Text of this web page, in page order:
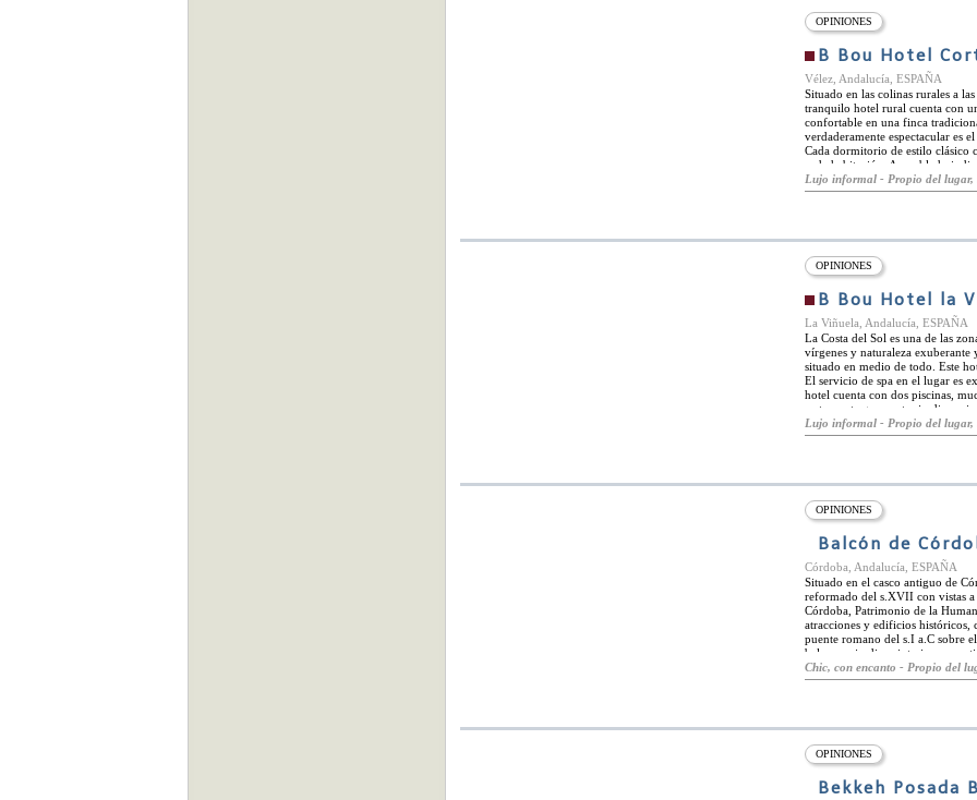
para dar un paseo tranquilo y
OPINIONES
B Bou Hotel
Vélez, Andalucía, ESPAÑA
Situado en las colinas rurales a
tranquilo hotel rural cuenta con
confortable en una finca
verdaderamente espectacular es
Cada dormitorio de estilo clásico
cada habitación. Amueblado
la elegante época anterio a los
libre bajo la pérgola tradicional
con las amplias vistas sobre la
de estar con chimenea y vistas
cómodas sillas tapizadas
Lujo informal - Propio del lugar,
OPINIONES
B Bou Hotel la
La Viñuela, Andalucía, ESPAÑA
La Costa del Sol es una de las
vírgenes y naturaleza
situado en medio de todo. Este
El servicio de spa en el lugar es
hotel cuenta con dos piscinas,
restaurante gourmet y jardines
retrata el estilo clásico andaluz
Las habitaciones de B Bou Hotel
estilos arquitectónicos árabe,
la más alta calidad e
garantizan que los huéspedes
la Costa del Sol. Rutas en
caballo, senderismo por el
actividades cerca del hotel.
Lujo informal - Propio del lugar,
OPINIONES
Balcón de
Córdoba, Andalucía, ESPAÑA
Situado en el casco antiguo de
reformado del s.XVII con vistas
Córdoba, Patrimonio de la
atracciones y edificios históricos,
puente romano del s.I a.C sobre
balcones, jardines interiores y
los que disfrutar de unas vistas
impresionante colección
Balcón de Córdoba ofrece a sus
acondicionado, Wi-Fi gratuito y
habitaciones y suites del Balcón
Tienen muebles y ropa de cama
dispone de una habitación
necesidades especiales de dieta si
Chic, con encanto - Propio del
OPINIONES
Bekkeh Posada